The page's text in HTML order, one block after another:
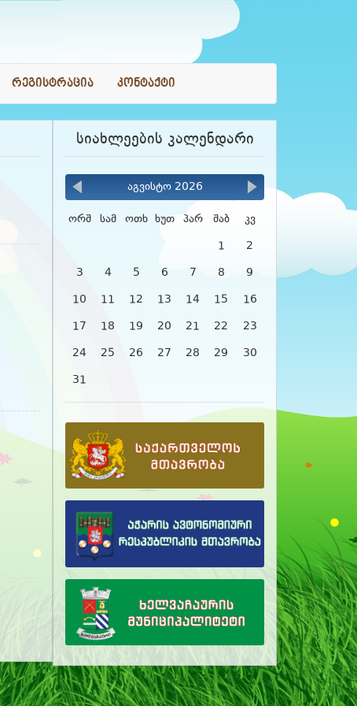
რეგისტრაცია კონტაქტი
სიახლეების კალენდარი
აგვისტო 2026
ორშ სამ ოთხ ხუთ პარ შაბ კვ
1 2
3 4 5 6 7 8 9
10 11 12 13 14 15 16
17 18 19 20 21 22 23
24 25 26 27 28 29 30
31